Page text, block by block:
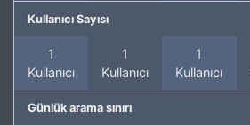
Kullanıcı Sayısı
1
Kullanıcı
1
Kullanıcı
1
Kullanıcı
Günlük arama sınırı